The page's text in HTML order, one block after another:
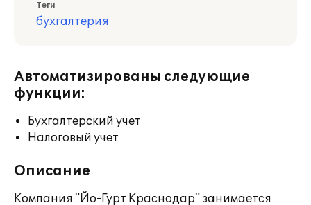
Теги
бухгалтерия
Автоматизированы следующие
функции:
Бухгалтерский учет
Налоговый учет
Описание
Компания "Йо-Гурт Краснодар" занимается